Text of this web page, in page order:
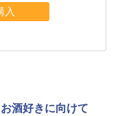
酒好きに向けて